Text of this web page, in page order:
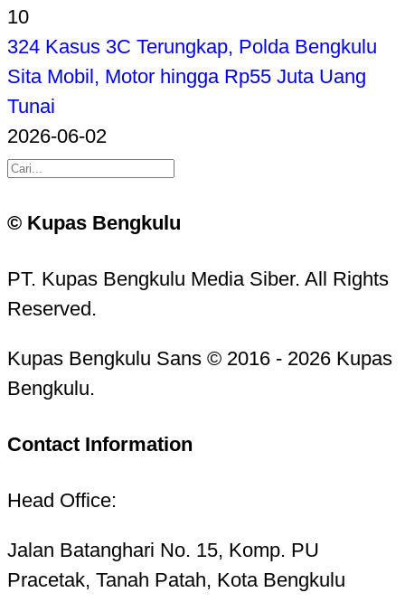
10
324 Kasus 3C Terungkap, Polda Bengkulu
Sita Mobil, Motor hingga Rp55 Juta Uang
Tunai
2026-06-02
© Kupas Bengkulu
PT. Kupas Bengkulu Media Siber. All Rights
Reserved.
Kupas Bengkulu Sans © 2016 - 2026 Kupas
Bengkulu.
Contact Information
Head Office:
Jalan Batanghari No. 15, Komp. PU
Pracetak, Tanah Patah, Kota Bengkulu